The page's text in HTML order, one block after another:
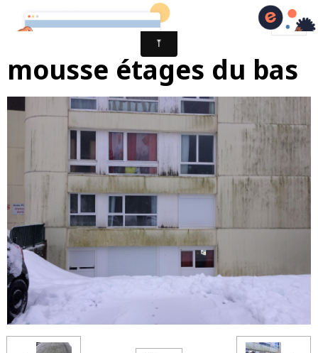
mousse étages du bas